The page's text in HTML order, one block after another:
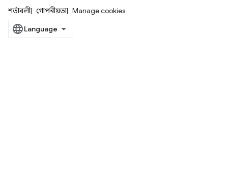
শর্তাবলী গোপনীয়তা Manage cookies